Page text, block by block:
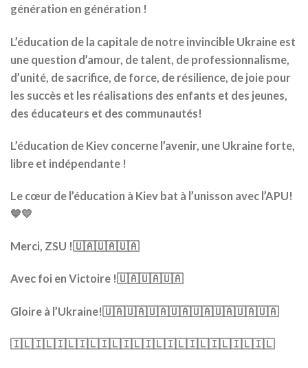
génération en génération !
L’éducation de la capitale de notre invincible Ukraine est
une question d’amour, de talent, de professionnalisme,
d’unité, de sacrifice, de force, de résilience, de joie pour
les succès et les réalisations des enfants et des jeunes,
des éducateurs et des communautés!
L’éducation de Kiev concerne l’avenir, une Ukraine forte,
libre et indépendante !
Le cœur de l’éducation à Kiev bat à l’unisson avec l’APU!
💙💛
Merci, ZSU !🇺🇦🇺🇦🇺🇦
Avec foi en Victoire !🇺🇦🇺🇦🇺🇦
Gloire à l’Ukraine!🇺🇦🇺🇦🇺🇦🇺🇦🇺🇦🇺🇦🇺🇦🇺🇦
🇮🇱🇮🇱🇮🇱🇮🇱🇮🇱🇮🇱🇮🇱🇮🇱🇮🇱🇮🇱🇮🇱🇮🇱